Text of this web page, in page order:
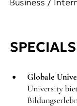
SPECIALS
Globale
University